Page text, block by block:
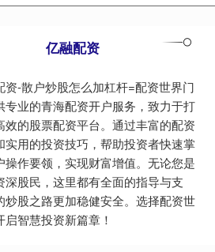
亿融配资
资-散户炒股怎么加杠杆=配资世界门
专业的青海配资开户服务，致力于打
效的股票配资平台。通过丰富的配资
实用的投资技巧，帮助投资者快速掌
操作要领，实现财富增值。无论您是
深股民，这里都有全面的指导与支
炒股之路更加稳健安全。选择配资世
智慧投资新篇章！